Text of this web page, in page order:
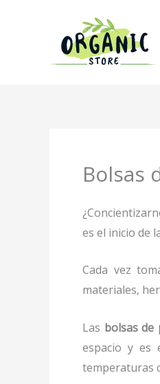
Bolsas
es el inicio de
Cada vez
materiales,
Las bolsas de
espacio y es
temperaturas